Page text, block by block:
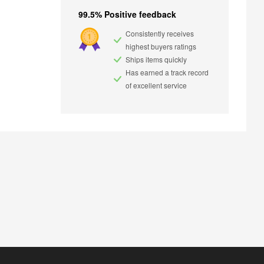
99.5% Positive feedback
Consistently receives
highest buyers ratings
Ships items quickly
Has earned a track record
of excellent service